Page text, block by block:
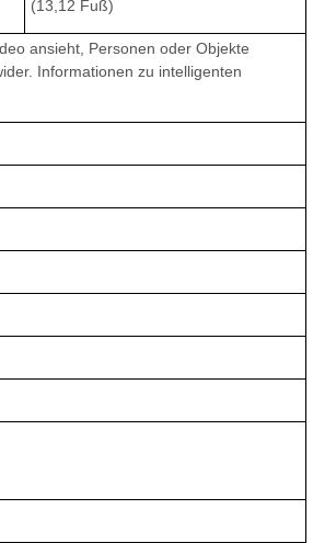
(13,12 Fuß)
ansieht, Personen oder Objekte
Informationen zu intelligenten